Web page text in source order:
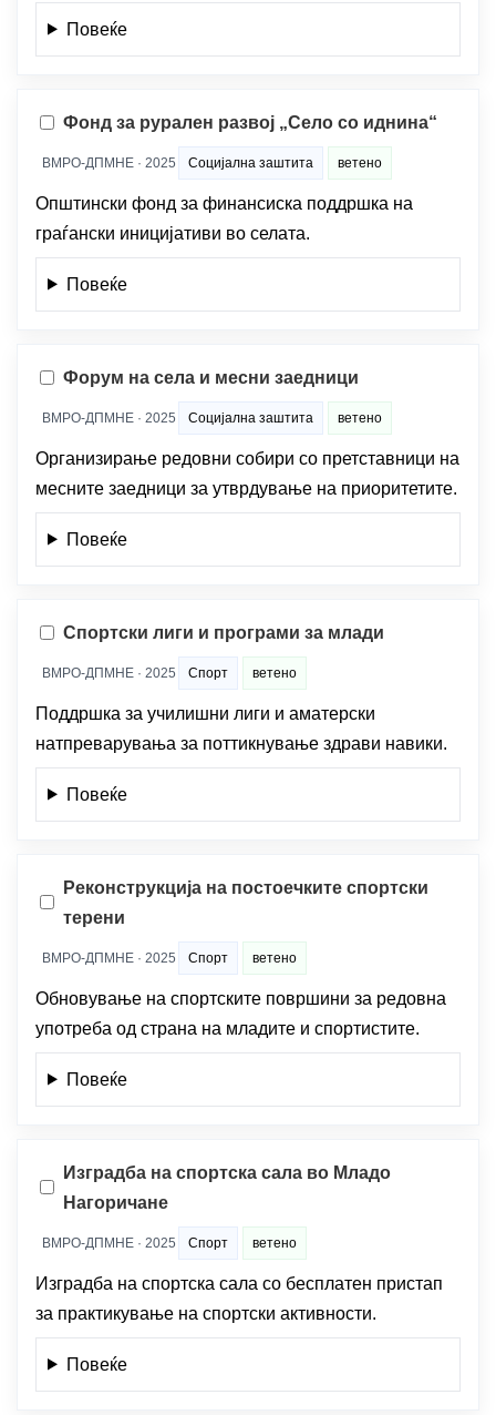
Повеќе
Фонд за рурален развој „Село со иднина“
ВМРО-ДПМНЕ · 2025 Социјална заштита ветено
Општински фонд за финансиска поддршка на
граѓански иницијативи во селата.
Повеќе
Форум на села и месни заедници
ВМРО-ДПМНЕ · 2025 Социјална заштита ветено
Организирање редовни собири со претставници на
месните заедници за утврдување на приоритетите.
Повеќе
Спортски лиги и програми за млади
ВМРО-ДПМНЕ · 2025 Спорт ветено
Поддршка за училишни лиги и аматерски
натпреварувања за поттикнување здрави навики.
Повеќе
Реконструкција на постоечките спортски
терени
ВМРО-ДПМНЕ · 2025 Спорт ветено
Обновување на спортските површини за редовна
употреба од страна на младите и спортистите.
Повеќе
Изградба на спортска сала во Младо
Нагоричане
ВМРО-ДПМНЕ · 2025 Спорт ветено
Изградба на спортска сала со бесплатен пристап
за практикување на спортски активности.
Повеќе